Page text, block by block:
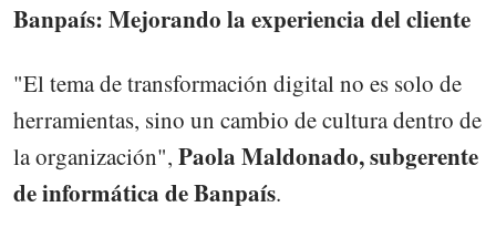
Banpaís: Mejorando la experiencia del cliente
"El tema de transformación digital no es solo de
herramientas, sino un cambio de cultura dentro de
la organización", Paola Maldonado, subgerente
de informática de Banpaís.